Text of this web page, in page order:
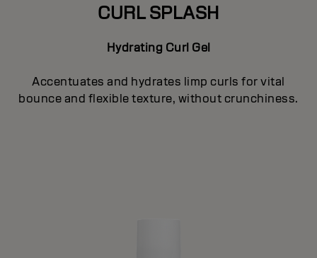
CURL SPLASH
Hydrating Curl Gel
Accentuates and hydrates limp curls for vital
bounce and flexible texture, without crunchiness.